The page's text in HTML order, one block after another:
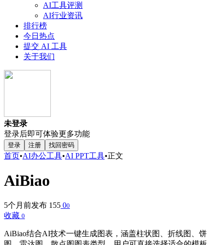
AI工具评测
AI行业资讯
排行榜
今日热点
提交 AI 工具
关于我们
未登录
登录后即可体验更多功能
登录 注册 找回密码
首页•AI办公工具•AI PPT工具•正文
AiBiao
5个月前发布 155 00
收藏 0
AiBiao结合AI技术一键生成图表，涵盖柱状图、折线图、饼